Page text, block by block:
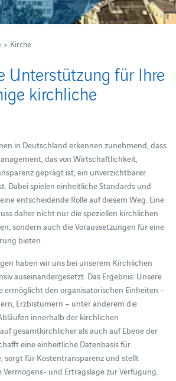
Kirche
Unterstützung für Ihre
kirchliche
in Deutschland erkennen zunehmend, dass
das von Wirtschaftlichkeit,
geprägt ist, ein unverzichtbarer
Dabei spielen einheitliche Standards und
entscheidende Rolle auf diesem Weg. Eine
daher nicht nur die speziellen kirchlichen
sondern auch die Voraussetzungen für eine
bieten.
haben wir uns bei unserem Kirchlichen
auseinandergesetzt. Das Ergebnis: Unsere
ermöglicht den organisatorischen Einheiten –
Erzbistümern – unter anderem die
innerhalb der kirchlichen
gesamtkirchlicher als auch auf Ebene der
eine einheitliche Datenbasis für
sorgt für Kostentransparenz und stellt
und Ertragslage zur Verfügung.